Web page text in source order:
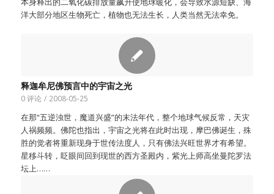
洋大部分地区生物死亡，植物也无法生长，人类当然无法幸免。
释迦牟尼佛预言中的宇宙之光
0 评论 / 2008-05-25
在那“五逆浊世，魔道兴盛”的末法年代，整个地球气候反常，天灾
人祸频频。佛陀也指出，宇宙之光将在此时出现，摩巴佛诞生，殊
胜的觉者将重新现身于世传法度人，只有佛法兴旺世界才有希望。
星移斗转，眨眼间回到现世的西方圣殿内，紫光上师高坐曼陀罗法
坛上……